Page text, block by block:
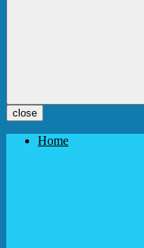
close
Home